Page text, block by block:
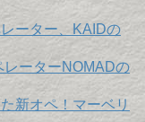
ーター、KAIDの
レーターNOMADの
新オペ！マーベリ